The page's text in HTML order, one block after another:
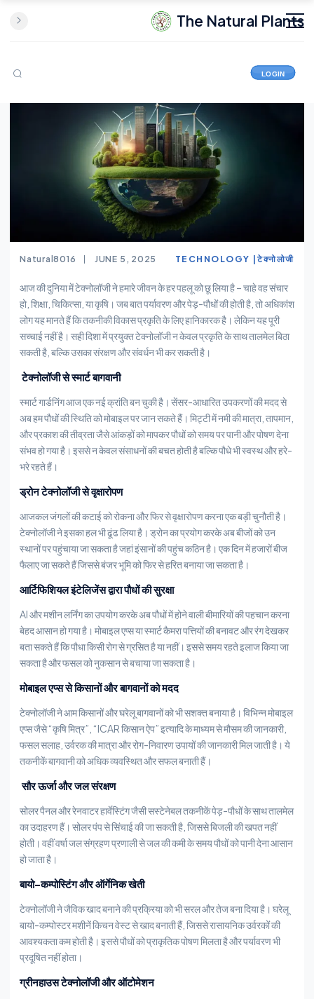
The Natural Plants
LOGIN
Natural8016 JUNE 5, 2025 TECHNOLOGY |टेक्नोलोजी
आज की दुनिया में टेक्नोलॉजी ने हमारे जीवन के हर पहलू को छू लिया है – चाहे वह संचार
हो, शिक्षा, चिकित्सा, या कृषि। जब बात पर्यावरण और पेड़-पौधों की होती है, तो अधिकांश
लोग यह मानते हैं कि तकनीकी विकास प्रकृति के लिए हानिकारक है। लेकिन यह पूरी
सच्चाई नहीं है। सही दिशा में प्रयुक्त टेक्नोलॉजी न केवल प्रकृति के साथ तालमेल बिठा
सकती है, बल्कि उसका संरक्षण और संवर्धन भी कर सकती है।
टेक्नोलॉजी से स्मार्ट बागवानी
स्मार्ट गार्डनिंग आज एक नई क्रांति बन चुकी है। सेंसर-आधारित उपकरणों की मदद से
अब हम पौधों की स्थिति को मोबाइल पर जान सकते हैं। मिट्टी में नमी की मात्रा, तापमान,
और प्रकाश की तीव्रता जैसे आंकड़ों को मापकर पौधों को समय पर पानी और पोषण देना
संभव हो गया है। इससे न केवल संसाधनों की बचत होती है बल्कि पौधे भी स्वस्थ और हरे-
भरे रहते हैं।
ड्रोन टेक्नोलॉजी से वृक्षारोपण
आजकल जंगलों की कटाई को रोकना और फिर से वृक्षारोपण करना एक बड़ी चुनौती है।
टेक्नोलॉजी ने इसका हल भी ढूंढ लिया है। ड्रोन का प्रयोग करके अब बीजों को उन
स्थानों पर पहुंचाया जा सकता है जहां इंसानों की पहुंच कठिन है। एक दिन में हजारों बीज
फैलाए जा सकते हैं जिससे बंजर भूमि को फिर से हरित बनाया जा सकता है।
आर्टिफिशियल इंटेलिजेंस द्वारा पौधों की सुरक्षा
AI और मशीन लर्निंग का उपयोग करके अब पौधों में होने वाली बीमारियों की पहचान करना
बेहद आसान हो गया है। मोबाइल एप्स या स्मार्ट कैमरा पत्तियों की बनावट और रंग देखकर
बता सकते हैं कि पौधा किसी रोग से ग्रसित है या नहीं। इससे समय रहते इलाज किया जा
सकता है और फसल को नुकसान से बचाया जा सकता है।
मोबाइल एप्स से किसानों और बागवानों को मदद
टेक्नोलॉजी ने आम किसानों और घरेलू बागवानों को भी सशक्त बनाया है। विभिन्न मोबाइल
एप्स जैसे “कृषि मित्र”, “ICAR किसान ऐप” इत्यादि के माध्यम से मौसम की जानकारी,
फसल सलाह, उर्वरक की मात्रा और रोग-निवारण उपायों की जानकारी मिल जाती है। ये
तकनीकें बागवानी को अधिक व्यवस्थित और सफल बनाती हैं।
सौर ऊर्जा और जल संरक्षण
सोलर पैनल और रेनवाटर हार्वेस्टिंग जैसी सस्टेनेबल तकनीकें पेड़-पौधों के साथ तालमेल
का उदाहरण हैं। सोलर पंप से सिंचाई की जा सकती है, जिससे बिजली की खपत नहीं
होती। वहीं वर्षा जल संग्रहण प्रणाली से जल की कमी के समय पौधों को पानी देना आसान
हो जाता है।
बायो-कम्पोस्टिंग और ऑर्गेनिक खेती
टेक्नोलॉजी ने जैविक खाद बनाने की प्रक्रिया को भी सरल और तेज बना दिया है। घरेलू
बायो-कम्पोस्टर मशीनें किचन वेस्ट से खाद बनाती हैं, जिससे रासायनिक उर्वरकों की
आवश्यकता कम होती है। इससे पौधों को प्राकृतिक पोषण मिलता है और पर्यावरण भी
प्रदूषित नहीं होता।
ग्रीनहाउस टेक्नोलॉजी और ऑटोमेशन